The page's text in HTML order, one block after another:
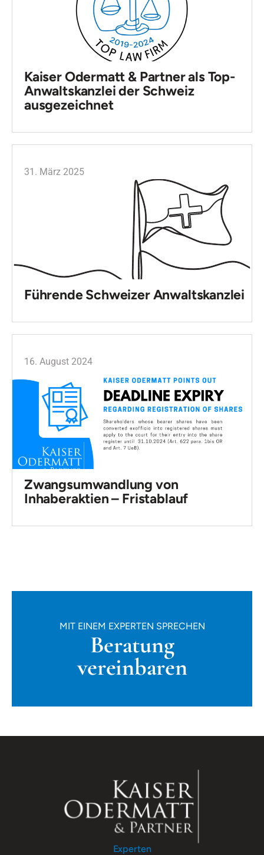
Kaiser Odermatt & Partner als Top-
Anwaltskanzlei der Schweiz
ausgezeichnet
31. März 2025
Führende Schweizer Anwaltskanzlei
16. August 2024
Zwangsumwandlung von
Inhaberaktien – Fristablauf
MIT EINEM EXPERTEN SPRECHEN
Beratung
vereinbaren
Experten